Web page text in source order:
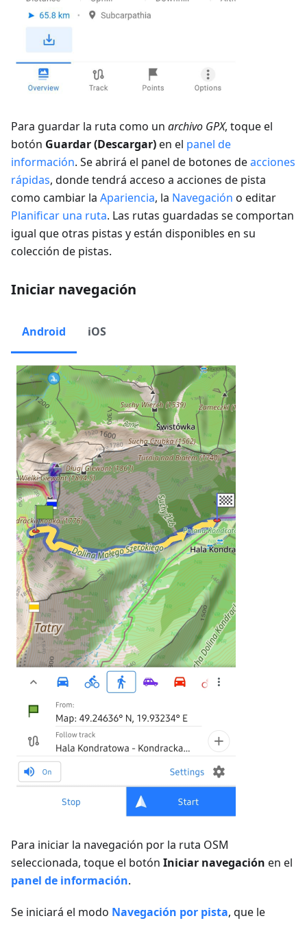
Para guardar la ruta como un archivo GPX, toque el
botón Guardar (Descargar)en el panel de
información. Se abrirá el panel de botones deacciones
rápidas, donde tendrá acceso a acciones de pista
como cambiar la Apariencia, la Navegación o editar
Planificar una ruta. Las rutas guardadas se comportan
igual que otras pistas y están disponibles en su
colección de pistas.
Iniciar navegación
Android iOS
Para iniciar la navegación por la ruta OSM
seleccionada, toque el botón Iniciar navegación en el
panel de información.
Se iniciará el modo Navegación por pista, que le